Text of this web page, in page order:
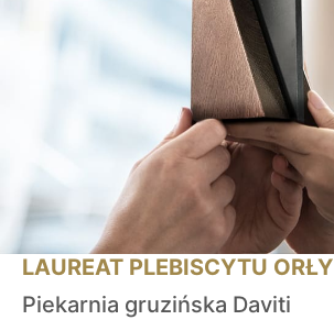
LAUREAT PLEBISCYTU ORŁY
Piekarnia gruzińska Daviti